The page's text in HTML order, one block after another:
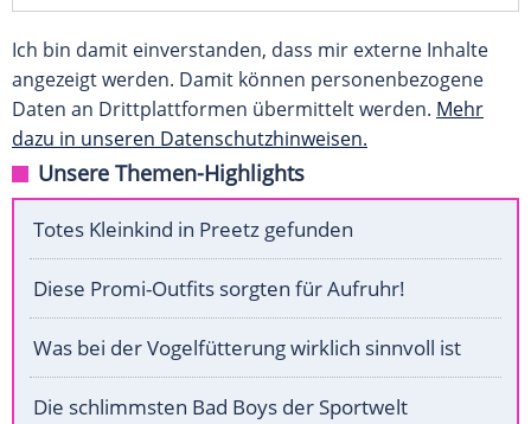
Ich bin damit einverstanden, dass mir externe Inhalte
angezeigt werden. Damit können personenbezogene
Daten an Drittplattformen übermittelt werden. Mehr
dazu in unseren Datenschutzhinweisen.
Unsere Themen-Highlights
Totes Kleinkind in Preetz gefunden
Diese Promi-Outfits sorgten für Aufruhr!
Was bei der Vogelfütterung wirklich sinnvoll ist
Die schlimmsten Bad Boys der Sportwelt